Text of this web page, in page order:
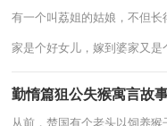
有一个叫荔姐的姑娘，不但
家是个好女儿，嫁到婆家又
勤惰篇狙公失猴寓言故
从前，楚国有个老头以饲养